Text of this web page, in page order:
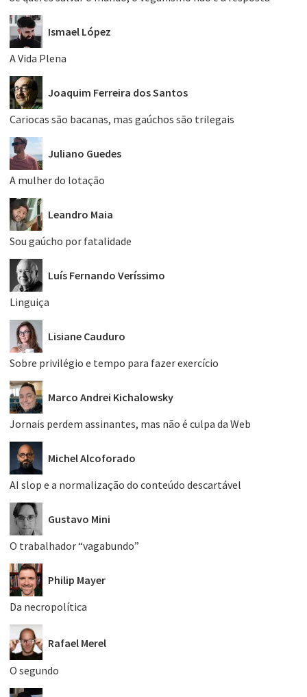
Ismael López
A Vida Plena
Joaquim Ferreira dos Santos
Cariocas são bacanas, mas gaúchos são trilegais
Juliano Guedes
A mulher do lotação
Leandro Maia
Sou gaúcho por fatalidade
Luís Fernando Veríssimo
Linguiça
Lisiane Cauduro
Sobre privilégio e tempo para fazer exercício
Marco Andrei Kichalowsky
Jornais perdem assinantes, mas não é culpa da Web
Michel Alcoforado
AI slop e a normalização do conteúdo descartável
Gustavo Mini
O trabalhador “vagabundo”
Philip Mayer
Da necropolítica
Rafael Merel
O segundo